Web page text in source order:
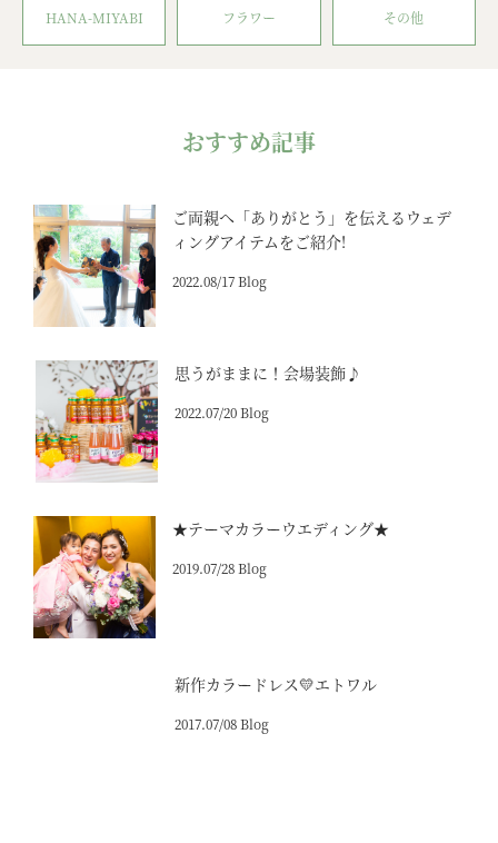
HANA-MIYABI フラワー その他
おすすめ記事
ご両親へ「ありがとう」を伝えるウェデ
ィングアイテムをご紹介!
2022.08/17 Blog
思うがままに！会場装飾♪
2022.07/20 Blog
★テーマカラーウエディング★
2019.07/28 Blog
新作カラードレス💛エトワル
2017.07/08 Blog